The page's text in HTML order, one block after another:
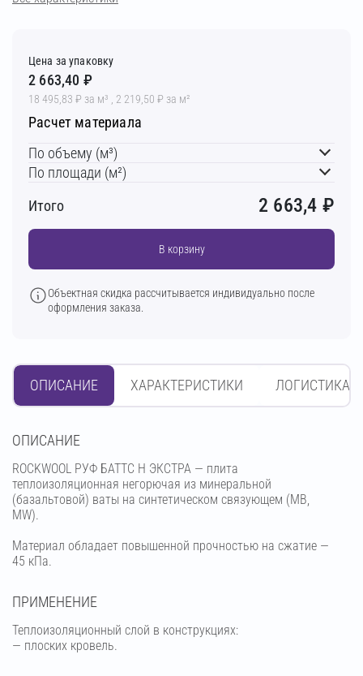
Цена за упаковку
2 663,40 ₽
18 495,83 ₽ за м³ , 2 219,50 ₽ за м²
Расчет материала
По объему (м³)
По площади (м²)
Итого
2 663,4 ₽
В корзину
Объектная скидка рассчитывается индивидуально после
оформления заказа.
ОПИСАНИЕ ХАРАКТЕРИСТИКИ ЛОГИСТИКА
OПИСАНИЕ
ROCKWOOL РУФ БАТТС Н ЭКСТРА — плита
теплоизоляционная негорючая из минеральной
(базальтовой) ваты на синтетическом связующем (МВ,
MW).
Материал обладает повышенной прочностью на сжатие —
45 кПа.
ПРИМЕНЕНИЕ
Теплоизоляционный слой в конструкциях:
— плоских кровель.